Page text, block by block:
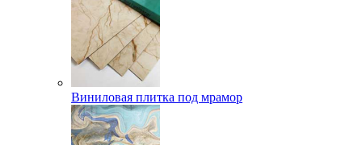
Виниловая плитка под мрамор